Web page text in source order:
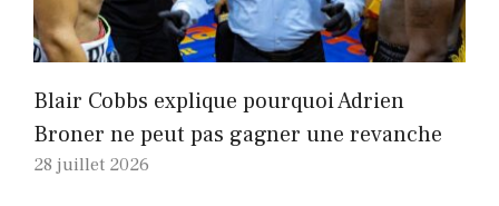
Blair Cobbs explique pourquoi Adrien
Broner ne peut pas gagner une revanche
28 juillet 2026